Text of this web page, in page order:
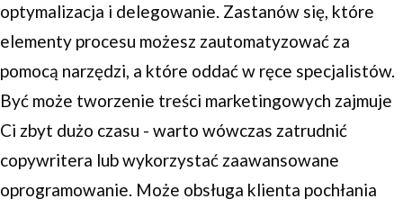
optymalizacja i delegowanie. Zastanów się, które
elementy procesu możesz zautomatyzować za
pomocą narzędzi, a które oddać w ręce specjalistów.
Być może tworzenie treści marketingowych zajmuje
Ci zbyt dużo czasu - warto wówczas zatrudnić
copywritera lub wykorzystać zaawansowane
oprogramowanie. Może obsługa klienta pochłania